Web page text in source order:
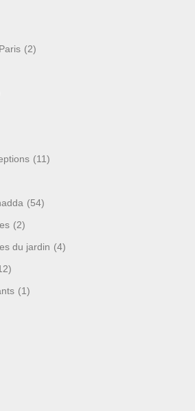
(2)
(11)
(54)
(2)
du jardin (4)
(1)